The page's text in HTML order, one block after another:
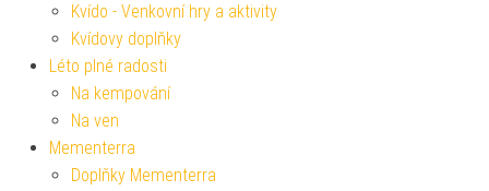
Kvído - Venkovní hry a aktivity
Kvídovy doplňky
Léto plné radosti
Na kempování
Na ven
Mementerra
Doplňky Mementerra